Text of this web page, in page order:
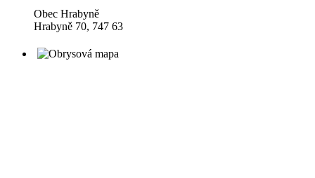
Obec Hrabyně
Hrabyně 70, 747 63